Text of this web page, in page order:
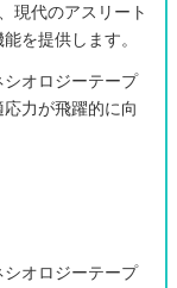
現代のアスリート
を提供します。
オロジーテープ
力が飛躍的に向
オロジーテープ